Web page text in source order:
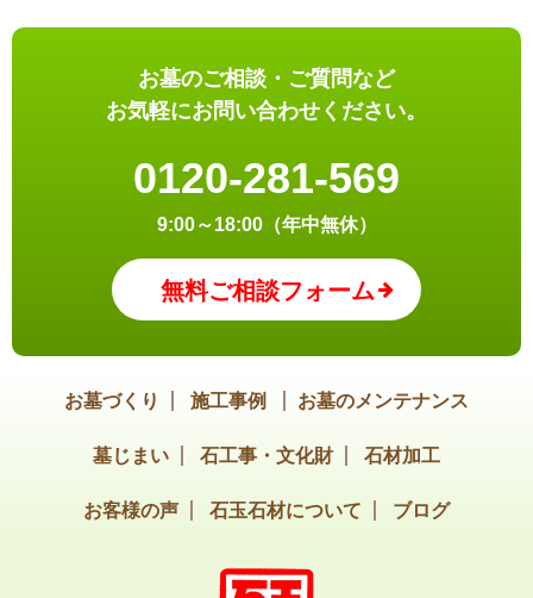
お墓のご相談・ご質問など
お気軽にお問い合わせください。
0120-281-569
9:00～18:00（年中無休）
無料ご相談フォーム
お墓づくり 施工事例 お墓のメンテナンス
墓じまい 石工事・文化財 石材加工
お客様の声 石玉石材について ブログ